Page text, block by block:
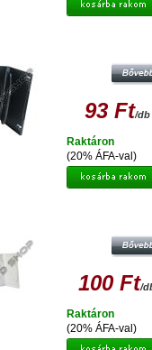
93 Ft/db
(20% ÁFA-val)
Raktáron
100 Ft/
(20% ÁFA-val)
Raktáron